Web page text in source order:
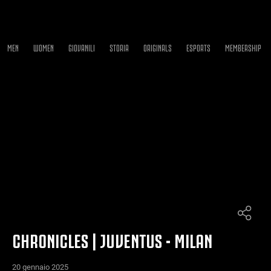
MEN WOMEN GIOVANILI STORIA ORIGINALS ESPORTS MEMBERSHIP
CHRONICLES | JUVENTUS - MILAN
20 gennaio 2025